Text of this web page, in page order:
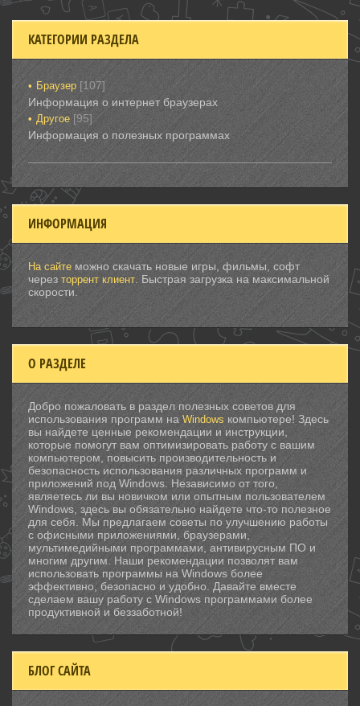
КАТЕГОРИИ РАЗДЕЛА
Браузер [107]
Информация о интернет браузерах
Другое [95]
Информация о полезных программах
ИНФОРМАЦИЯ
На сайте можно скачать новые игры, фильмы, софт
через торрент клиент . Быстрая загрузка на максимальной
скорости.
О РАЗДЕЛЕ
Добро пожаловать в раздел полезных советов для
использования программ на Windows компьютере! Здесь
вы найдете ценные рекомендации и инструкции,
которые помогут вам оптимизировать работу с вашим
компьютером, повысить производительность и
безопасность использования различных программ и
приложений под Windows. Независимо от того,
являетесь ли вы новичком или опытным пользователем
Windows, здесь вы обязательно найдете что-то полезное
для себя. Мы предлагаем советы по улучшению работы
с офисными приложениями, браузерами,
мультимедийными программами, антивирусным ПО и
многим другим. Наши рекомендации позволят вам
использовать программы на Windows более
эффективно, безопасно и удобно. Давайте вместе
сделаем вашу работу с Windows программами более
продуктивной и беззаботной!
БЛОГ САЙТА